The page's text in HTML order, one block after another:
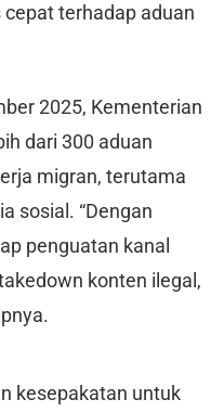
terhadap aduan
2025, Kementerian
dari 300 aduan
migran, terutama
sosial. “Dengan
penguatan kanal
konten ilegal,
kesepakatan untuk